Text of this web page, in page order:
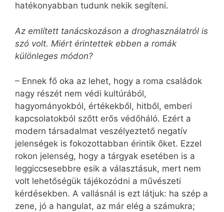
hatékonyabban tudunk nekik segíteni.
Az említett tanácskozáson a droghasználatról is
szó volt. Miért érintettek ebben a romák
különleges módon?
– Ennek fő oka az lehet, hogy a roma családok
nagy részét nem védi kultúrából,
hagyományokból, értékekből, hitből, emberi
kapcsolatokból szőtt erős védőháló. Ezért a
modern társadalmat veszélyeztető negatív
jelenségek is fokozottabban érintik őket. Ezzel
rokon jelenség, hogy a tárgyak esetében is a
leggiccsesebbre esik a választásuk, mert nem
volt lehetőségük tájékozódni a művészeti
kérdésekben. A vallásnál is ezt látjuk: ha szép a
zene, jó a hangulat, az már elég a számukra;